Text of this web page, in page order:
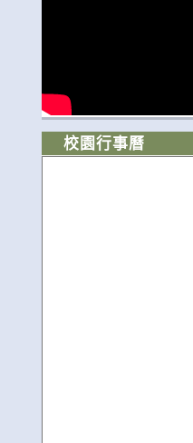
校園行事曆